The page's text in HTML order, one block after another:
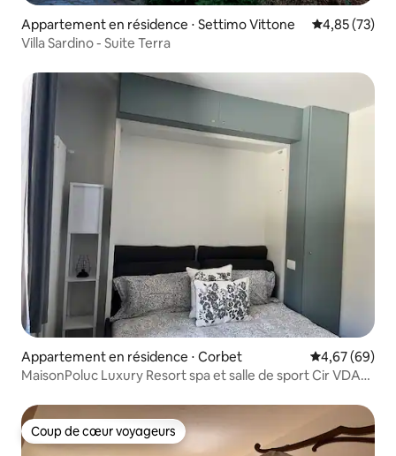
Appartement en résidence ⋅ Settimo Vittone Évaluation
4,85 (73)
Villa Sardino - Suite Terra
Appartement en résidence ⋅ Corbet Évaluation
4,67 (69)
MaisonPoluc Luxury Resort spa et salle de sport Cir VDA
Coup de cœur voyageurs
Coup de cœur voyageurs